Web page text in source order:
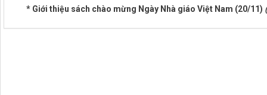
* Giới thiệu sách chào mừng Ngày Nhà giáo Việt Nam (20/11)